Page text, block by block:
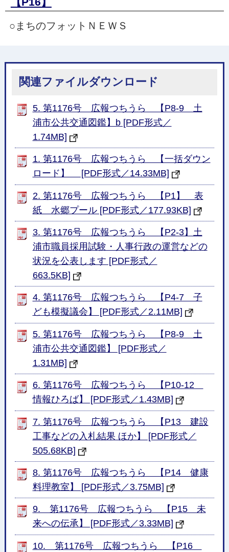
○まちのフォットＮＥＷＳ
関連ファイルダウンロード
5. 第1176号 広報つちうら 【P8-9 土
浦市公共交通図鑑】b [PDF形式／
1.74MB]
1. 第1176号 広報つちうら 【一括ダウン
ロード】 [PDF形式／14.33MB]
2. 第1176号 広報つちうら 【P1】 表
紙 水郷プール [PDF形式／177.93KB]
3. 第1176号 広報つちうら 【P2-3】土
浦市職員採用試験・人事行政の運営などの
状況を公表します [PDF形式／
663.5KB]
4. 第1176号 広報つちうら 【P4-7 子
ども模擬議会】 [PDF形式／2.11MB]
5. 第1176号 広報つちうら 【P8-9 土
浦市公共交通図鑑】 [PDF形式／
1.31MB]
6. 第1176号 広報つちうら 【P10-12
情報ひろば】 [PDF形式／1.43MB]
7. 第1176号 広報つちうら 【P13 建設
工事などの入札結果 ほか】 [PDF形式／
505.68KB]
8. 第1176号 広報つちうら 【P14 健康
料理教室】 [PDF形式／3.75MB]
9. 第1176号 広報つちうら 【P15 未
来への伝承】 [PDF形式／3.33MB]
10. 第1176号 広報つちうら 【P16